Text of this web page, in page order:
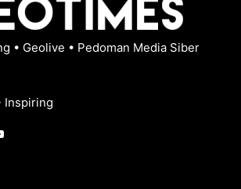
• Geolive • Pedoman Media Siber
Inspiring